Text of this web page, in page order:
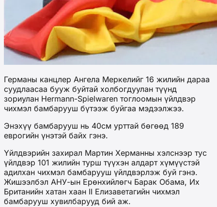
Германы канцлер Ангела Меркелийг 16 жилийн дараа
суудлаасаа бууж буйтай холбогдуулан түүнд
зориулан Hermann-Spielwaren тоглоомын үйлдвэр
чихмэл бамбарууш бүтээж буйгаа мэдээлжээ.
Энэхүү бамбарууш нь 40см урттай бөгөөд 189
еврогийн үнэтэй байх гэнэ.
Үйлдвэрийн захирал Мартин Херманны хэлснээр тус
үйлдвэр 101 жилийн турш түүхэн алдарт хүмүүстэй
адилхан чихмэл бамбарууш үйлдвэрлэж буй гэнэ.
Жишээлбэл АНУ-ын Ерөнхийлөгч Барак Обама, Их
Британийн хатан хаан II Елизаветагийн чихмэл
бамбарууш хувилбарууд бий аж.